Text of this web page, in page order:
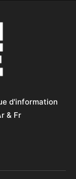
d'information
& Fr